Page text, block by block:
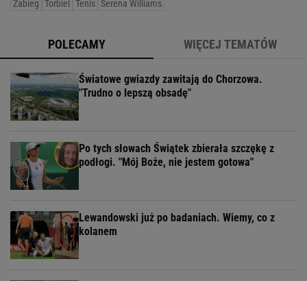
Zabieg Torbiel Tenis Serena Williams
POLECAMY WIĘCEJ TEMATÓW
Światowe gwiazdy zawitają do Chorzowa.
"Trudno o lepszą obsadę"
Po tych słowach Świątek zbierała szczękę z
podłogi. "Mój Boże, nie jestem gotowa"
Lewandowski już po badaniach. Wiemy, co z
kolanem